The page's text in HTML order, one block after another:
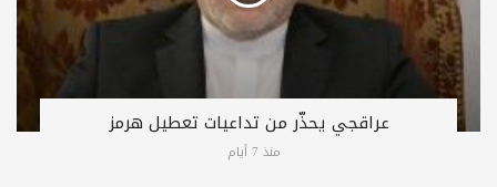
عراقجي يحذّر من تداعيات تعطيل هرمز
منذ 7 أيام